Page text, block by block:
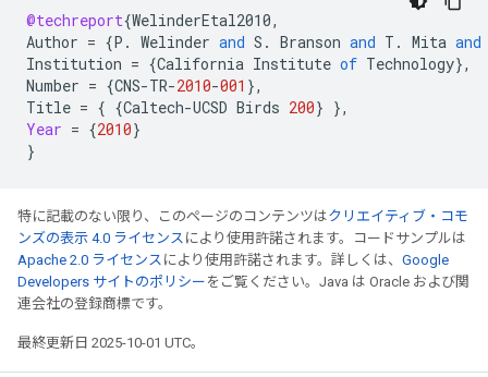
@techreport{WelinderEtal2010,
Author = {P . Welinder and S . Branson and T . Mita and
Institution = {California Institute of Technology},
Number = {CNS-TR-2010-001 },
Title = { {Caltech-UCSD Birds 200} },
Year = {2010}
}
特に記載のない限り、このページのコンテンツはクリエイティブ・コモ
ンズの表示 4.0 ライセンス により使用許諾されます。コードサンプルは
Apache 2.0 ライセンス により使用許諾されます。詳しくは、 Google
Developers サイトのポリシー をご覧ください。Java は Oracle および関
連会社の登録商標です。
最終更新日 2025-10-01 UTC。